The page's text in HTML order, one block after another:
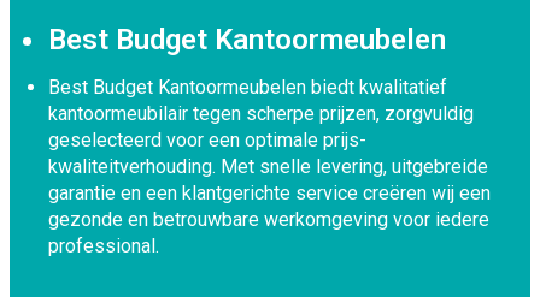
Best Budget Kantoormeubelen
Best Budget Kantoormeubelen biedt kwalitatief
kantoormeubilair tegen scherpe prijzen, zorgvuldig
geselecteerd voor een optimale prijs-
kwaliteitverhouding. Met snelle levering, uitgebreide
garantie en een klantgerichte service creëren wij een
gezonde en betrouwbare werkomgeving voor iedere
professional.